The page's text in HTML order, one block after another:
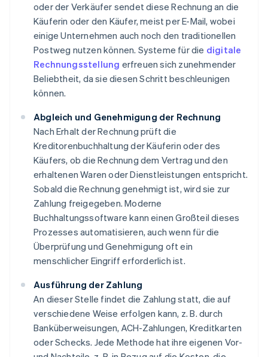
oder der Verkäufer sendet diese Rechnung an die
Käuferin oder den Käufer, meist per E-Mail, wobei
einige Unternehmen auch noch den traditionellen
Postweg nutzen können. Systeme für die digitale
Rechnungsstellung erfreuen sich zunehmender
Beliebtheit, da sie diesen Schritt beschleunigen
können.
Abgleich und Genehmigung der Rechnung
Nach Erhalt der Rechnung prüft die
Kreditorenbuchhaltung der Käuferin oder des
Käufers, ob die Rechnung dem Vertrag und den
erhaltenen Waren oder Dienstleistungen entspricht.
Sobald die Rechnung genehmigt ist, wird sie zur
Zahlung freigegeben. Moderne
Buchhaltungssoftware kann einen Großteil dieses
Prozesses automatisieren, auch wenn für die
Überprüfung und Genehmigung oft ein
menschlicher Eingriff erforderlich ist.
Ausführung der Zahlung
An dieser Stelle findet die Zahlung statt, die auf
verschiedene Weise erfolgen kann, z. B. durch
Banküberweisungen, ACH-Zahlungen, Kreditkarten
oder Schecks. Jede Methode hat ihre eigenen Vor-